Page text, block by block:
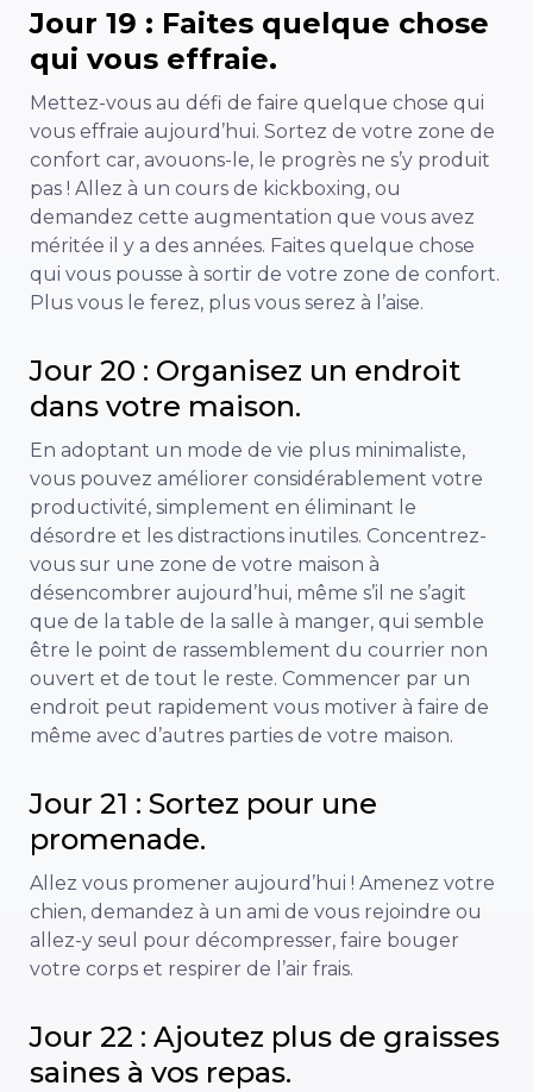
Jour 19 : Faites quelque chose
qui vous effraie.
Mettez-vous au défi de faire quelque chose qui
vous effraie aujourd’hui. Sortez de votre zone de
confort car, avouons-le, le progrès ne s’y produit
pas ! Allez à un cours de kickboxing, ou
demandez cette augmentation que vous avez
méritée il y a des années. Faites quelque chose
qui vous pousse à sortir de votre zone de confort.
Plus vous le ferez, plus vous serez à l’aise.
Jour 20 : Organisez un endroit
dans votre maison.
En adoptant un mode de vie plus minimaliste,
vous pouvez améliorer considérablement votre
productivité, simplement en éliminant le
désordre et les distractions inutiles. Concentrez-
vous sur une zone de votre maison à
désencombrer aujourd’hui, même s’il ne s’agit
que de la table de la salle à manger, qui semble
être le point de rassemblement du courrier non
ouvert et de tout le reste. Commencer par un
endroit peut rapidement vous motiver à faire de
même avec d’autres parties de votre maison.
Jour 21 : Sortez pour une
promenade.
Allez vous promener aujourd’hui ! Amenez votre
chien, demandez à un ami de vous rejoindre ou
allez-y seul pour décompresser, faire bouger
votre corps et respirer de l’air frais.
Jour 22 : Ajoutez plus de graisses
saines à vos repas.